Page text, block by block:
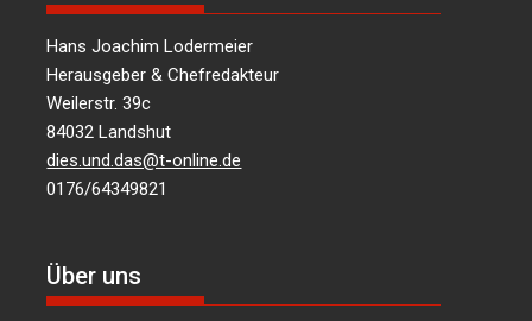
Hans Joachim Lodermeier
Herausgeber & Chefredakteur
Weilerstr. 39c
84032 Landshut
dies.und.das@t-online.de
0176/64349821
Über uns